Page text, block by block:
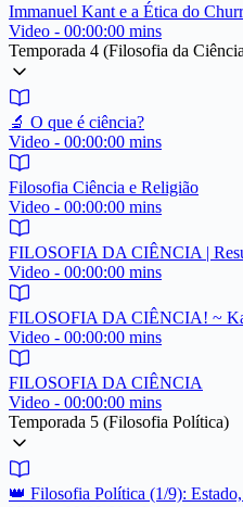
Immanuel Kant e a Ética do
Video - 00:00:00 mins
Temporada 4 (Filosofia da
🔬 O que é ciência?
Video - 00:00:00 mins
Filosofia Ciência e Religião
Video - 00:00:00 mins
FILOSOFIA DA CIÊNCIA |
Video - 00:00:00 mins
FILOSOFIA DA CIÊNCIA! ~
Video - 00:00:00 mins
FILOSOFIA DA CIÊNCIA
Video - 00:00:00 mins
Temporada 5 (Filosofia Política)
👑 Filosofia Política (1/9):